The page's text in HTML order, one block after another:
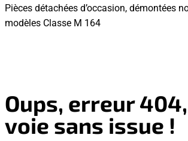
Pièces détachées d’occasion, démontées
modèles Classe M 164
Oups, erreur 404,
voie sans issue !